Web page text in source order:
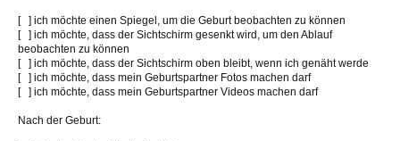
[ ] ich möchte einen Spiegel, um die Geburt beobachten zu können
[ ] ich möchte, dass der Sichtschirm gesenkt wird, um den Ablauf
beobachten zu können
[ ] ich möchte, dass der Sichtschirm oben bleibt, wenn ich genäht werde
[ ] ich möchte, dass mein Geburtspartner Fotos machen darf
[ ] ich möchte, dass mein Geburtspartner Videos machen darf
Nach der Geburt: